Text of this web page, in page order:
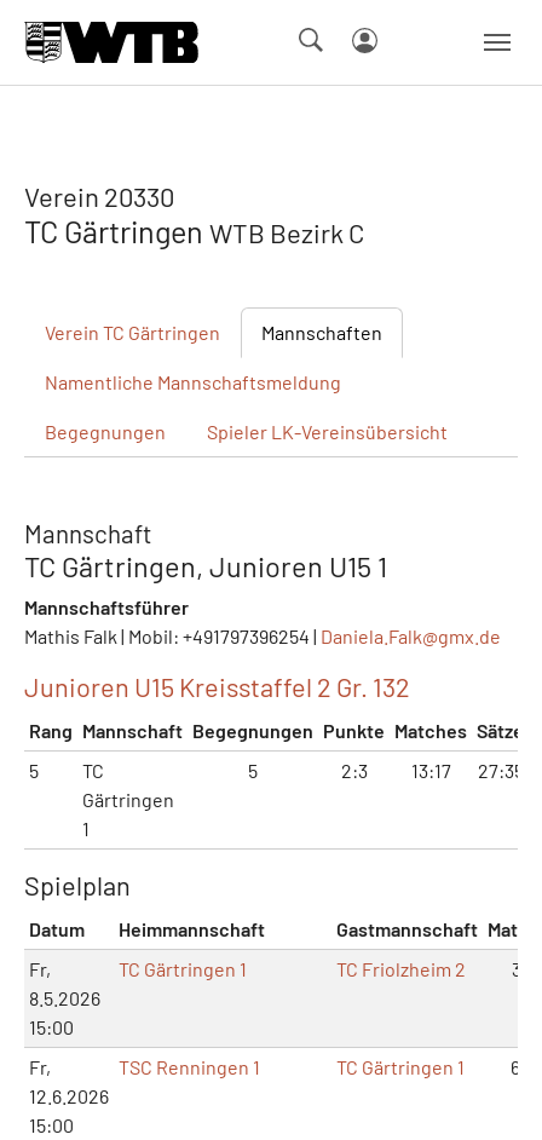
Verein 20330
TC Gärtringen WTB Bezirk C
Verein TC Gärtringen Mannschaften
Namentliche Mannschaftsmeldung
Begegnungen Spieler LK-Vereinsübersicht
Mannschaft
TC Gärtringen, Junioren U15 1
Mannschaftsführer
Mathis Falk | Mobil: +491797396254 | Daniela.Falk@gmx.de
Junioren U15 Kreisstaffel 2 Gr. 132
Rang Mannschaft Begegnungen Punkte Matches Sätze
5
TC
Gärtringen
1
5 2:3 13:17 27:35
Spielplan
Datum Heimmannschaft Gastmannschaft
Fr,
8.5.2026
15:00
TC Gärtringen 1 TC Friolzheim 2 3:3
Fr,
12.6.2026
15:00
TSC Renningen 1 TC Gärtringen 1 6:0